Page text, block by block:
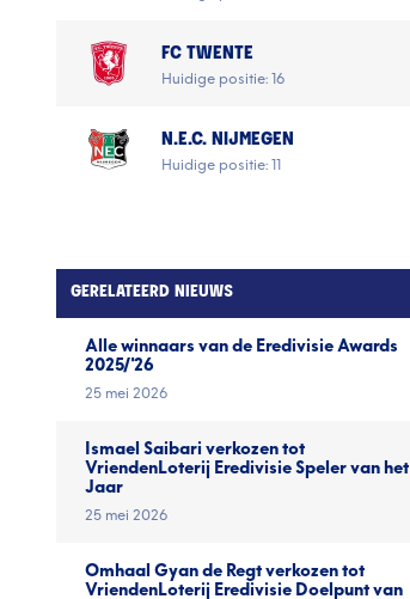
FC TWENTE
Huidige positie: 16
N.E.C. NIJMEGEN
Huidige positie: 11
GERELATEERD NIEUWS
Alle winnaars van de Eredivisie Awards
2025/'26
25 mei 2026
Ismael Saibari verkozen tot
VriendenLoterij Eredivisie Speler van het
Jaar
25 mei 2026
Omhaal Gyan de Regt verkozen tot
VriendenLoterij Eredivisie Doelpunt van